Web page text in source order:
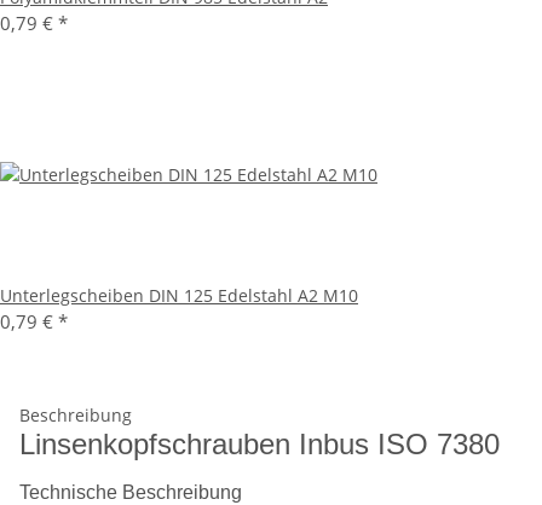
0,79 € *
Unterlegscheiben DIN 125 Edelstahl A2 M10
0,79 € *
Beschreibung
Linsenkopfschrauben Inbus ISO 7380
Technische Beschreibung